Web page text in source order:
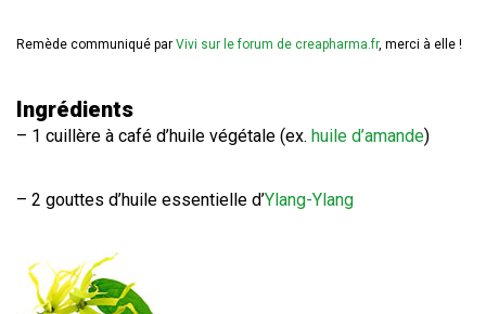
Remède communiqué par Vivi sur le forum de creapharma.fr, merci à elle !
Ingrédients
– 1 cuillère à café d’huile végétale (ex. huile d’amande)
– 2 gouttes d’huile essentielle d’Ylang-Ylang